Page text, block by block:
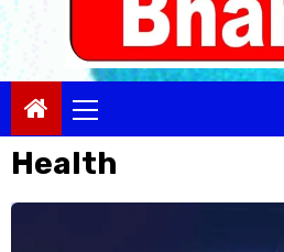
Menu
Health